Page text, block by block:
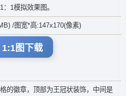
1模拟效果图。
/图宽*高:147x170(像素)
1:1图下载
的徽章，顶部为王冠状装饰，中间是